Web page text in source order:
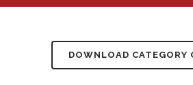
DOWNLOAD CATEGORY